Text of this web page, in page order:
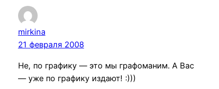
mirkina
21 февраля 2008
Не, по графику — это мы графоманим. А Вас
— уже по графику издают! :)))